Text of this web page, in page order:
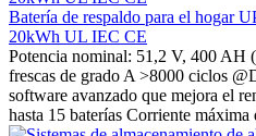
Batería de respaldo para el hogar
20kWh UL IEC CE
Potencia nominal: 51,2 V, 400
frescas de grado A >8000 ciclos
software avanzado que mejora el
hasta 15 baterías Corriente